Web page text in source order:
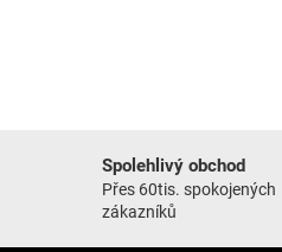
Spolehlivý obchod
Přes 60tis. spokojených
zákazníků